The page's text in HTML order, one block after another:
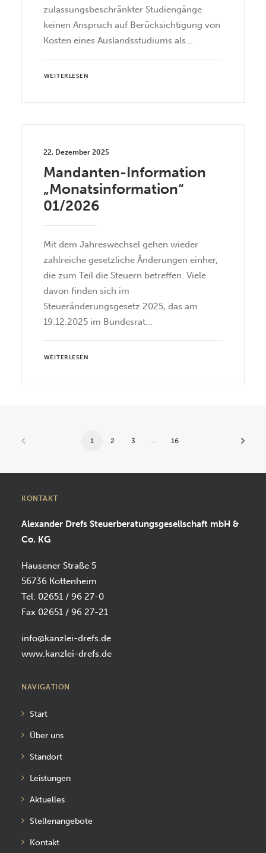
zulassungsbeschränkter Studiengänge
keinen Anspruch auf Berücksichtigung von
Kosten eines Auslandsstudiums als…
WEITERLESEN
22. Dezember 2025
Mandanten-Information
„Monatsinformation“
01/2026
Mit dem Jahreswechsel gehen wieder
zahlreiche gesetzliche Änderungen einher,
die zum Teil die Steuern betreffen. Viele
davon finden sich im
Steueränderungsgesetz 2025, das am
19.12.2025 im Bundesrat…
WEITERLESEN
1 2 3 16
KONTAKT
Alexander Drefs Steuerberatungsgesellschaft mbH &
Co. KG
Hausener Straße 5
56736 Kottenheim
Tel. 02651 / 96 27-0
Fax 02651 / 96 27-21
info@kanzlei-drefs.de
www.kanzlei-drefs.de
NAVIGATION
Start
Über uns
Standort
Leistungen
Aktuelles
Stellenangebote
Kontakt